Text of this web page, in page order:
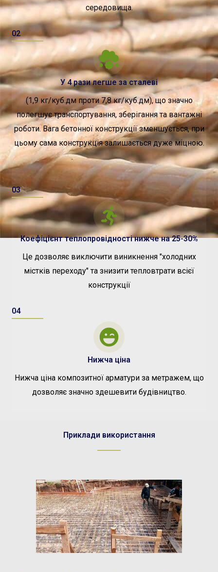
середовища.
02
У 4 рази легше за сталеві
(1,9 кг/куб.дм проти 7,8 кг/куб.дм), що значно
полегшує транспортування, зберігання та вантажні
роботи. Вага бетонної конструкції зменшується, при
цьому сама конструкція залишається дуже міцною.
03
Коефіцієнт теплопровідності нижче на 25-30%
Це дозволяє виключити виникнення "холодних
містків переходу" та знизити тепловтрати всієї
конструкції
04
Нижча ціна
Нижча ціна композитної арматури за метражем, що
дозволяє значно здешевити будівництво.
Приклади використання